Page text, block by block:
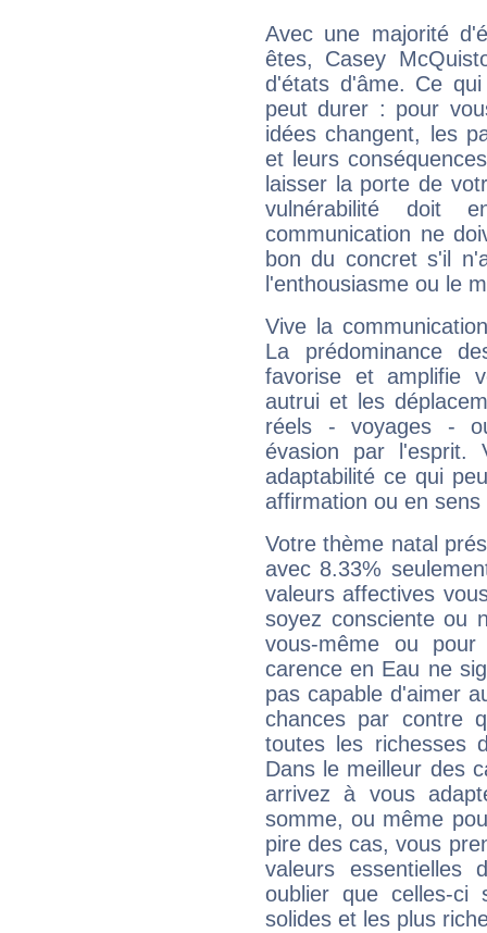
Avec une majorité
êtes, Casey
d'états d'âme. Ce
peut durer : pour
idées changent, les
et leurs
laisser la porte de
vulnérabilité doit
communication ne
bon du concret s'il
l'enthousiasme ou le
Vive la
La prédominance
favorise et amplifie
autrui et les
réels - voyages -
évasion par l'esprit.
adaptabilité ce qui
affirmation ou en
Votre thème natal
avec 8.33%
valeurs affectives
soyez consciente ou
vous-même ou
carence en Eau ne
pas capable d'aimer
chances par contre
toutes les richesses
Dans le meilleur des
arrivez à vous
somme, ou même
pire des cas, vous
valeurs
oublier que celles-
solides et les plus